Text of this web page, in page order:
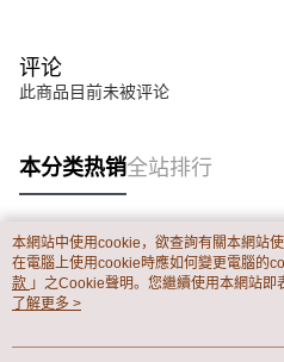
评论
此商品目前未被评论
本分类热销全站排行
热门标签
本網站中使用cookie，欲查詢有關本網站
在電腦上使用cookie時應如何變更電腦的
款 」之Cookie聲明。您繼續使用本網站
之Cookie聲明使用cookie。
了解更多 >